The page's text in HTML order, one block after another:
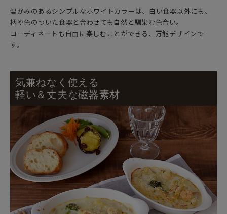
温かみのあるシンプルなホワイトカラーは、白い食器以外にも、
柄や色のついた食器と合わせても自然と馴染む色合い。
コーディネートも自由に楽しむことができる、万能デザインで
す。
気兼ねなく使える
軽い＆丈夫な磁器素材